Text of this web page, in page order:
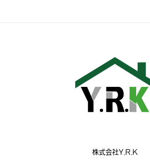
株式会社Y.R.K